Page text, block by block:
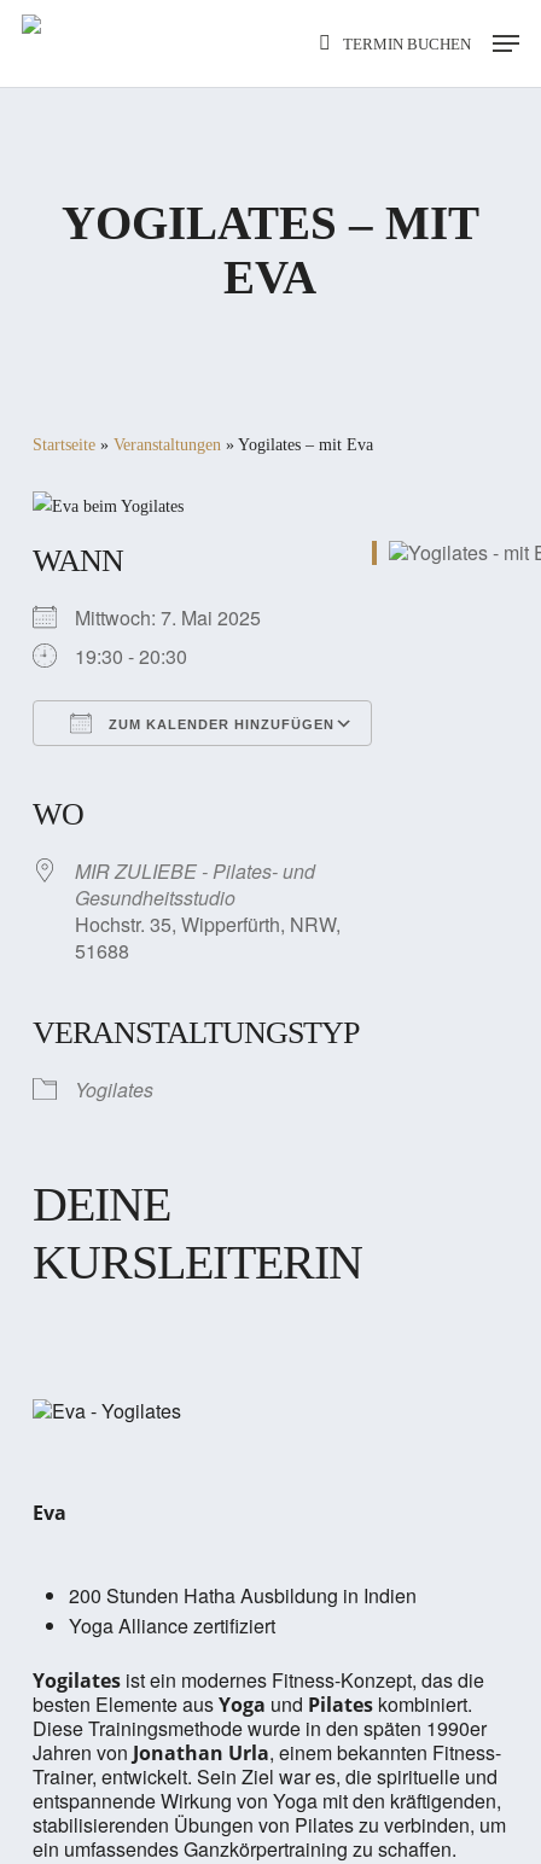
Skip
TERMIN BUCHEN
Menu
YOGILATES – MIT
EVA
Startseite» Veranstaltungen» Yogilates – mit Eva
WANN
Mittwoch: 7. Mai 2025
19:30 - 20:30
ZUM KALENDER HINZUFÜGEN
WO
MIR ZULIEBE - Pilates- und
Gesundheitsstudio
Hochstr. 35, Wipperfürth, NRW,
51688
VERANSTALTUNGSTYP
Yogilates
DEINE
KURSLEITERIN
Eva
200 Stunden Hatha Ausbildung in Indien
Yoga Alliance zertifiziert
Yogilatesist ein modernes Fitness-Konzept, das die
besten Elemente ausYoga und Pilateskombiniert.
Diese Trainingsmethode wurde in den späten 1990er
Jahren von Jonathan Urla, einem bekannten Fitness-
Trainer, entwickelt. Sein Ziel war es, die spirituelle und
entspannende Wirkung von Yoga mit den kräftigenden,
stabilisierenden Übungen von Pilates zu verbinden, um
ein umfassendes Ganzkörpertraining zu schaffen.